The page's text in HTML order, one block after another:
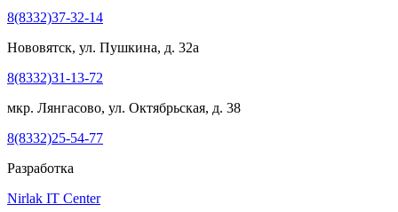
8(8332)37-32-14
Нововятск, ул. Пушкина, д. 32а
8(8332)31-13-72
мкр. Лянгасово, ул. Октябрьская, д. 38
8(8332)25-54-77
Разработка
Nirlak IT Center